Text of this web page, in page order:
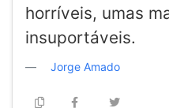
horríveis, umas
insuportáveis.
Jorge Amado